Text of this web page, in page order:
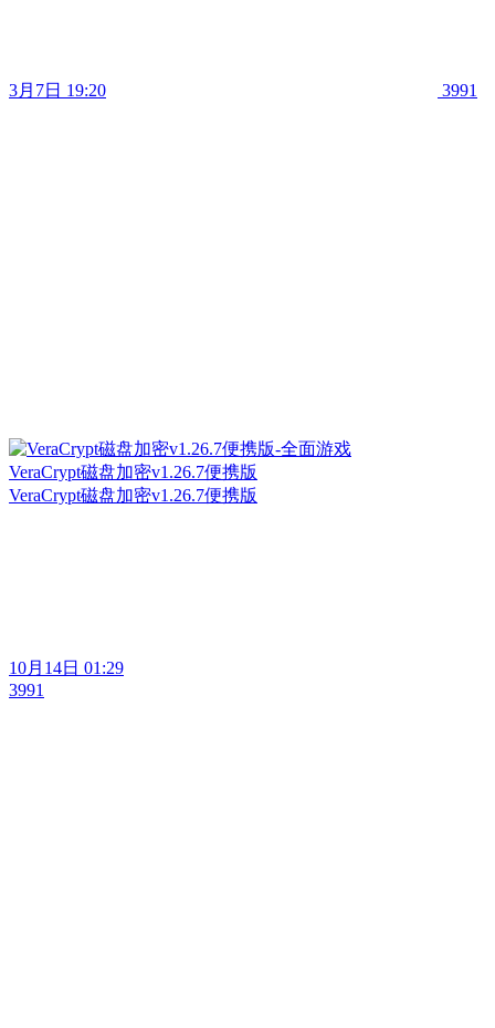
3月7日 19:20 3991
VeraCrypt磁盘加密v1.26.7便携版
VeraCrypt磁盘加密v1.26.7便携版
10月14日 01:29
3991